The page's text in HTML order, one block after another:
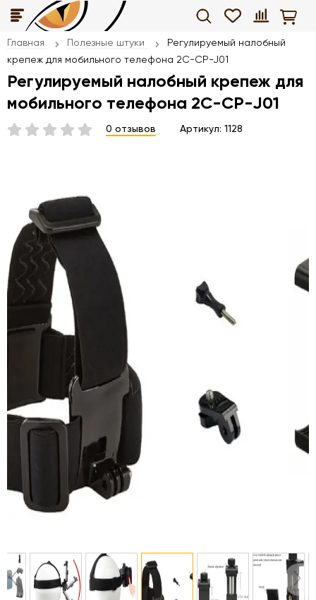
Главная Полезные штуки
Регулируемый налобный
крепеж для мобильного телефона 2C-CP-J01
Регулируемый налобный крепеж для
мобильного телефона 2C-CP-J01
0 отзывов Артикул: 1128